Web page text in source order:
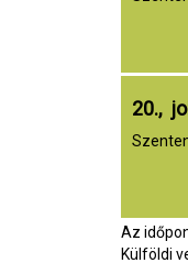
20.,
Az
Külföldi